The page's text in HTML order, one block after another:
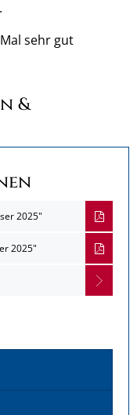
sehr gut
&
2025"
2025"